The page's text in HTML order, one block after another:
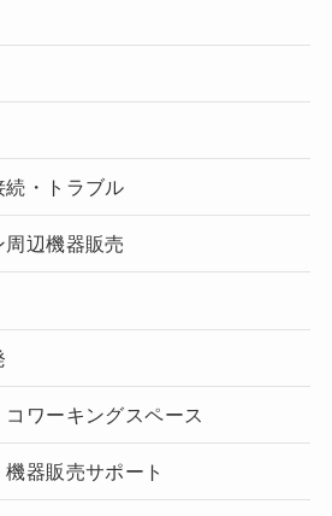
続・トラブル
周辺機器販売
ワーキングスペース
器販売サポート